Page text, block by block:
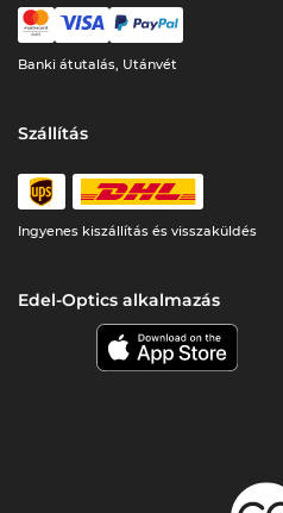
Banki átutalás, Utánvét
Szállítás
Ingyenes kiszállítás és visszaküldés
Edel-Optics alkalmazás